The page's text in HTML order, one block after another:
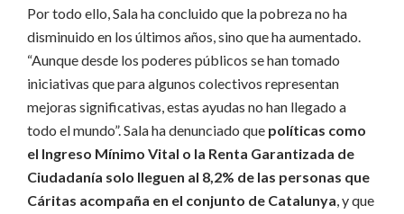
Por todo ello, Sala ha concluido que la pobreza no ha
disminuido en los últimos años, sino que ha aumentado.
“Aunque desde los poderes públicos se han tomado
iniciativas que para algunos colectivos representan
mejoras significativas, estas ayudas no han llegado a
todo el mundo”. Sala ha denunciado que políticas como
el Ingreso Mínimo Vital o la Renta Garantizada de
Ciudadanía solo lleguen al 8,2% de las personas que
Cáritas acompaña en el conjunto de Catalunya, y que